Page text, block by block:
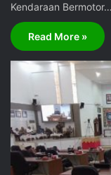
Kendaraan Bermotor…
Read More »